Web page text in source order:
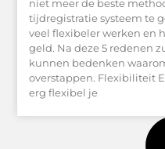
niet meer de beste
tijdregistratie systeem te
veel flexibeler werken en
geld. Na deze 5 redenen
kunnen bedenken
overstappen. Flexibiliteit
erg flexibel je